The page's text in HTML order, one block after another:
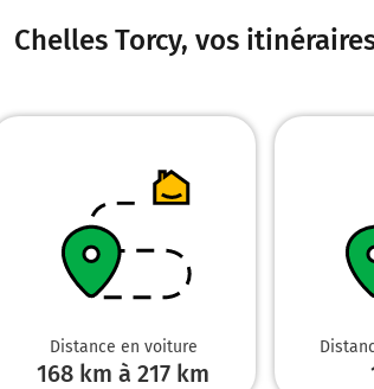
et rejoindre A1. Continuer sur 800 mètres
Prendre un ticket (Péage Compiegne Ouest)
à droite et rejoindre A1 A1 E15 E19. Continuer
Arras
Chelles Torcy, vos
Distance en voiture
168 km à 217 km